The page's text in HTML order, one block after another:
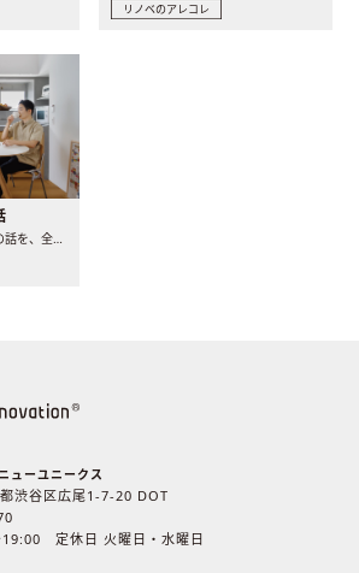
リノベのアレコレ
ューユニークス
渋谷区広尾1-7-20 DOT
19:00 定休日 火曜日・水曜日